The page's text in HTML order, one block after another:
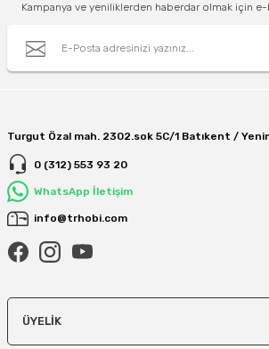
Kampanya ve yeniliklerden haberdar olmak için
Turgut Özal mah. 2302.sok 5C/1 Batıkent /
0 (312) 553 93 20
WhatsApp İletişim
info@trhobi.com
ÜYELIK